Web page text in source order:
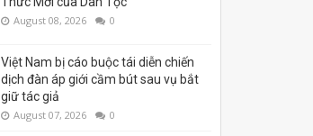
August 08, 2026 0
Việt Nam bị cáo buộc tái diễn chiến
dịch đàn áp giới cầm bút sau vụ bắt
giữ tác giả
August 07, 2026 0